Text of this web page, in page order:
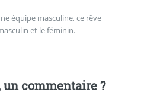
équipe masculine, ce rêve
et le féminin.
un commentaire ?